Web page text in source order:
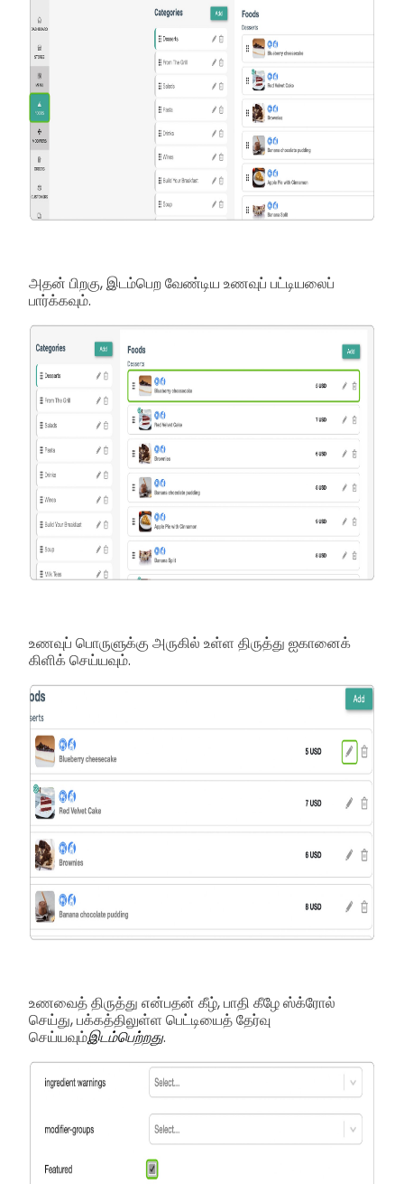
அதன் பிறகு, இடம்பெற வேண்டிய உணவுப் பட்டியலைப்
பார்க்கவும்.
உணவுப் பொருளுக்கு அருகில் உள்ள திருத்து ஐகானைக்
கிளிக் செய்யவும்.
உணவைத் திருத்து என்பதன் கீழ், பாதி கீழே ஸ்க்ரோல்
செய்து, பக்கத்திலுள்ள பெட்டியைத் தேர்வு
செய்யவும்இடம்பெற்றது.